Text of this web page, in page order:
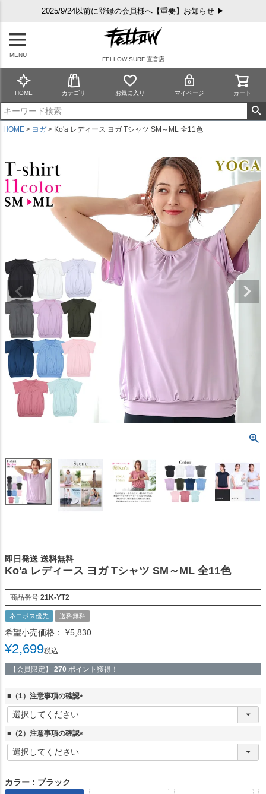
2025/9/24以前に登録の会員様へ【重要】お知らせ ▶
MENU
FELLOW SURF 直営店
HOME カテゴリ お気に入り マイページ カート
HOME ヨガ Ko'a レディース ヨガ Tシャツ SM～ML 全11色
即日発送 送料無料
Ko'a レディース ヨガ Tシャツ SM～ML 全11色
商品番号 21K-YT2
ネコポス優先 送料無料
希望小売価格： ¥5,830
¥2,699税込
【会員限定】 270 ポイント獲得！
■（1）注意事項の確認
(
須
■（2）注意事項の確認
(
カラー
ブラック